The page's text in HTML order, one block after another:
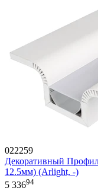
022259
Декоративный
12.5мм) (Arlight, -)
5 33694